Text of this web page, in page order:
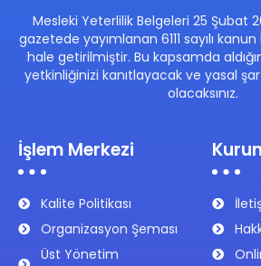
Mesleki Yeterlilik Belgeleri 25 Şubat
gazetede yayımlanan 6111 sayılı
hale getirilmiştir. Bu kapsamda
yetkinliğinizi kanıtlayacak ve yasal
olacaksınız.
İşlem Merkezi
Kalite Politikası
Organizasyon Şeması
Üst Yönetim